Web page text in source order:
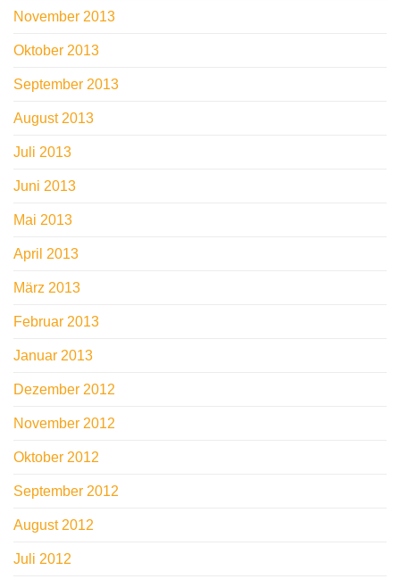
November 2013
Oktober 2013
September 2013
August 2013
Juli 2013
Juni 2013
Mai 2013
April 2013
März 2013
Februar 2013
Januar 2013
Dezember 2012
November 2012
Oktober 2012
September 2012
August 2012
Juli 2012